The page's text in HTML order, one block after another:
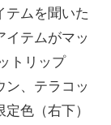
テムを聞いた
イテムがマッ
トリップ
ン、テラコッ
色（右下）